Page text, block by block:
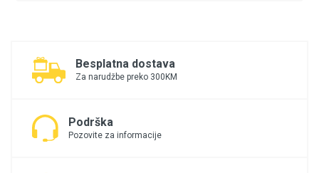
Besplatna dostava
Za narudžbe preko 300KM
Podrška
Pozovite za informacije